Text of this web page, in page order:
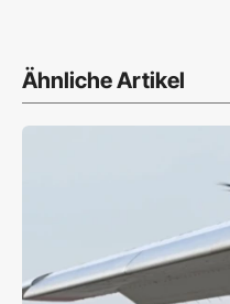
Ähnliche Artikel